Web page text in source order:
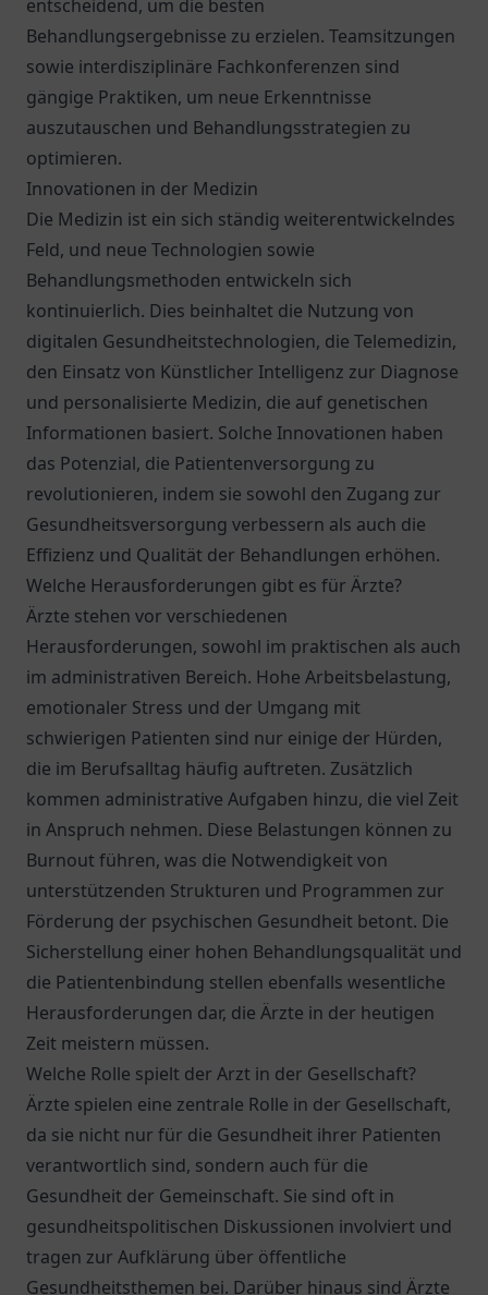
entscheidend, um die besten
Behandlungsergebnisse zu erzielen. Teamsitzungen
sowie interdisziplinäre Fachkonferenzen sind
gängige Praktiken, um neue Erkenntnisse
auszutauschen und Behandlungsstrategien zu
optimieren.
Innovationen in der Medizin
Die Medizin ist ein sich ständig weiterentwickelndes
Feld, und neue Technologien sowie
Behandlungsmethoden entwickeln sich
kontinuierlich. Dies beinhaltet die Nutzung von
digitalen Gesundheitstechnologien, die Telemedizin,
den Einsatz von Künstlicher Intelligenz zur Diagnose
und personalisierte Medizin, die auf genetischen
Informationen basiert. Solche Innovationen haben
das Potenzial, die Patientenversorgung zu
revolutionieren, indem sie sowohl den Zugang zur
Gesundheitsversorgung verbessern als auch die
Effizienz und Qualität der Behandlungen erhöhen.
Welche Herausforderungen gibt es für Ärzte?
Ärzte stehen vor verschiedenen
Herausforderungen, sowohl im praktischen als auch
im administrativen Bereich. Hohe Arbeitsbelastung,
emotionaler Stress und der Umgang mit
schwierigen Patienten sind nur einige der Hürden,
die im Berufsalltag häufig auftreten. Zusätzlich
kommen administrative Aufgaben hinzu, die viel Zeit
in Anspruch nehmen. Diese Belastungen können zu
Burnout führen, was die Notwendigkeit von
unterstützenden Strukturen und Programmen zur
Förderung der psychischen Gesundheit betont. Die
Sicherstellung einer hohen Behandlungsqualität und
die Patientenbindung stellen ebenfalls wesentliche
Herausforderungen dar, die Ärzte in der heutigen
Zeit meistern müssen.
Welche Rolle spielt der Arzt in der Gesellschaft?
Ärzte spielen eine zentrale Rolle in der Gesellschaft,
da sie nicht nur für die Gesundheit ihrer Patienten
verantwortlich sind, sondern auch für die
Gesundheit der Gemeinschaft. Sie sind oft in
gesundheitspolitischen Diskussionen involviert und
tragen zur Aufklärung über öffentliche
Gesundheitsthemen bei. Darüber hinaus sind Ärzte